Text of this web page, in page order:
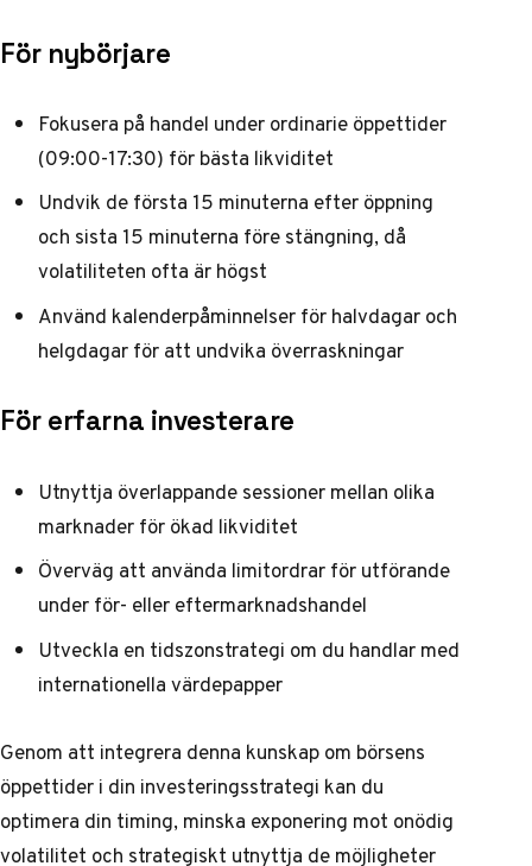
För nybörjare
Fokusera på handel under ordinarie öppettider
(09:00-17:30) för bästa likviditet
Undvik de första 15 minuterna efter öppning
och sista 15 minuterna före stängning, då
volatiliteten ofta är högst
Använd kalenderpåminnelser för halvdagar och
helgdagar för att undvika överraskningar
För erfarna investerare
Utnyttja överlappande sessioner mellan olika
marknader för ökad likviditet
Överväg att använda limitordrar för utförande
under för- eller eftermarknadshandel
Utveckla en tidszonstrategi om du handlar med
internationella värdepapper
Genom att integrera denna kunskap om börsens
öppettider i din investeringsstrategi kan du
optimera din timing, minska exponering mot onödig
volatilitet och strategiskt utnyttja de möjligheter